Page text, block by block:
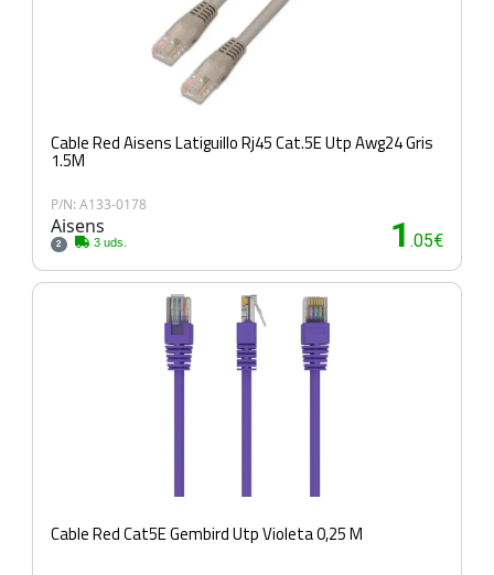
Cable Red Aisens Latiguillo Rj45 Cat.5E Utp Awg24 Gris
1.5M
P/N: A133-0178
Aisens
2 3 uds. 1 .05€
Cable Red Cat5E Gembird Utp Violeta 0,25 M